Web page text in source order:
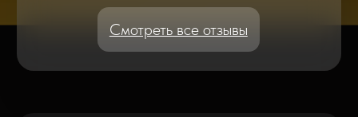
и их характеристики